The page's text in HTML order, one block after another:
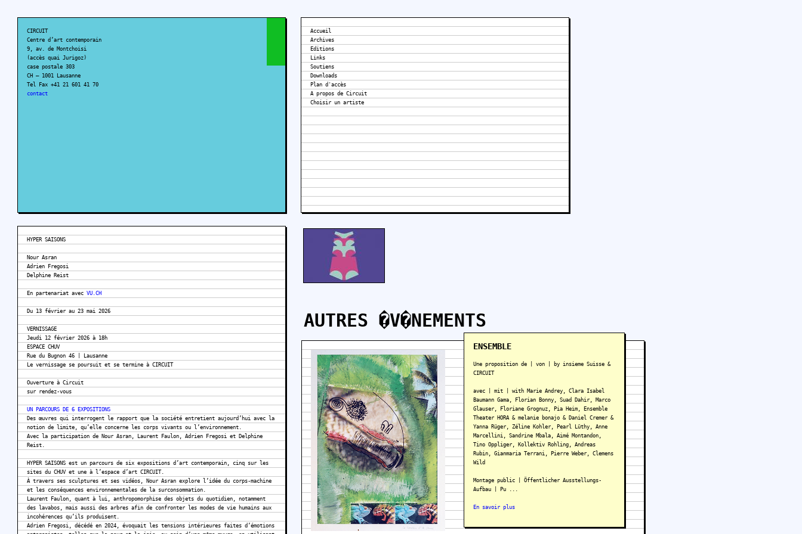
CIRCUIT
Centre d’art contemporain
9, av. de Montchoisi
(accès quai Jurigoz)
case postale 303
CH – 1001 Lausanne
Tel Fax +41 21 601 41 70
contact
Accueil
Archives
Editions
Links
Soutiens
Downloads
Plan d'accès
A propos de Circuit
HYPER SAISONS
Nour Asran
Adrien Fregosi
Delphine Reist
En partenariat avec VU.CH
Du 13 février au 23 mai 2026
VERNISSAGE
Jeudi 12 février 2026 à 18h
ESPACE CHUV
Rue du Bugnon 46 | Lausanne
Le vernissage se poursuit et se termine à CIRCUIT
Ouverture à Circuit
sur rendez-vous
UN PARCOURS DE 6 EXPOSITIONS
Des œuvres qui interrogent le rapport que la société entretient aujourd’hui avec la
notion de limite, qu’elle concerne les corps vivants ou l’environnement.
Avec la participation de Nour Asran, Laurent Faulon, Adrien Fregosi et Delphine
Reist.
HYPER SAISONS est un parcours de six expositions d’art contemporain, cinq sur les
sites du CHUV et une à l’espace d’art CIRCUIT.
À travers ses sculptures et ses vidéos, Nour Asran explore l’idée du corps-machine
et les conséquences environnementales de la surconsommation.
Laurent Faulon, quant à lui, anthropomorphise des objets du quotidien, notamment
des lavabos, mais aussi des arbres afin de confronter les modes de vie humains aux
incohérences qu’ils produisent.
Adrien Fregosi, décédé en 2024, évoquait les tensions intérieures faites d’émotions
AUTRES �V�NEMENTS
ENSEMBLE
Une proposition de | von | by insieme Suisse &
CIRCUIT
avec | mit | with Marie Andrey, Clara Isabel
Baumann Gama, Florian Bonny, Suad Dahir, Marco
Glauser, Floriane Grognuz, Pia Heim, Ensemble
Theater HORA & melanie bonajo & Daniel Cremer &
Yanna Rüger, Zéline Kohler, Pearl Lüthy, Anne
Marcellini, Sandrine Mbala, Aimé Montandon,
Tino Oppliger, Kollektiv Rohling, Andreas
Rubin, Gianmaria Terrani, Pierre Weber, Clemens
Wild
Montage public | Öffentlicher Ausstellungs-
Aufbau | Pu ...
En savoir plus